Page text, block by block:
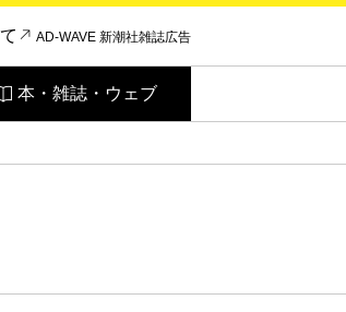
AD-WAVE 新潮社雑誌広告
本・雑誌・ウェブ